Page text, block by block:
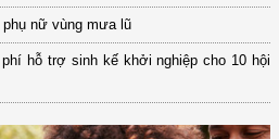
nữ vùng mưa lũ
hỗ trợ sinh kế khởi nghiệp cho 10 hội